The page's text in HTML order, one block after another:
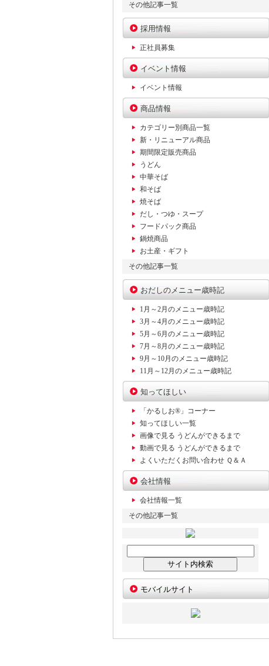
その他記事一覧
採用情報
正社員募集
イベント情報
イベント情報
商品情報
カテゴリー別商品一覧
新・リニューアル商品
期間限定販売商品
うどん
中華そば
和そば
焼そば
だし・つゆ・スープ
フードパック商品
鍋焼商品
お土産・ギフト
その他記事一覧
おだしのメニュー歳時記
1月～2月のメニュー歳時記
3月～4月のメニュー歳時記
5月～6月のメニュー歳時記
7月～8月のメニュー歳時記
9月～10月のメニュー歳時記
11月～12月のメニュー歳時記
知ってほしい
「かるしお®」コーナー
知ってほしい一覧
画像で見る うどんができるまで
動画で見る うどんができるまで
よくいただくお問い合わせ Ｑ＆Ａ
会社情報
会社情報一覧
その他記事一覧
モバイルサイト